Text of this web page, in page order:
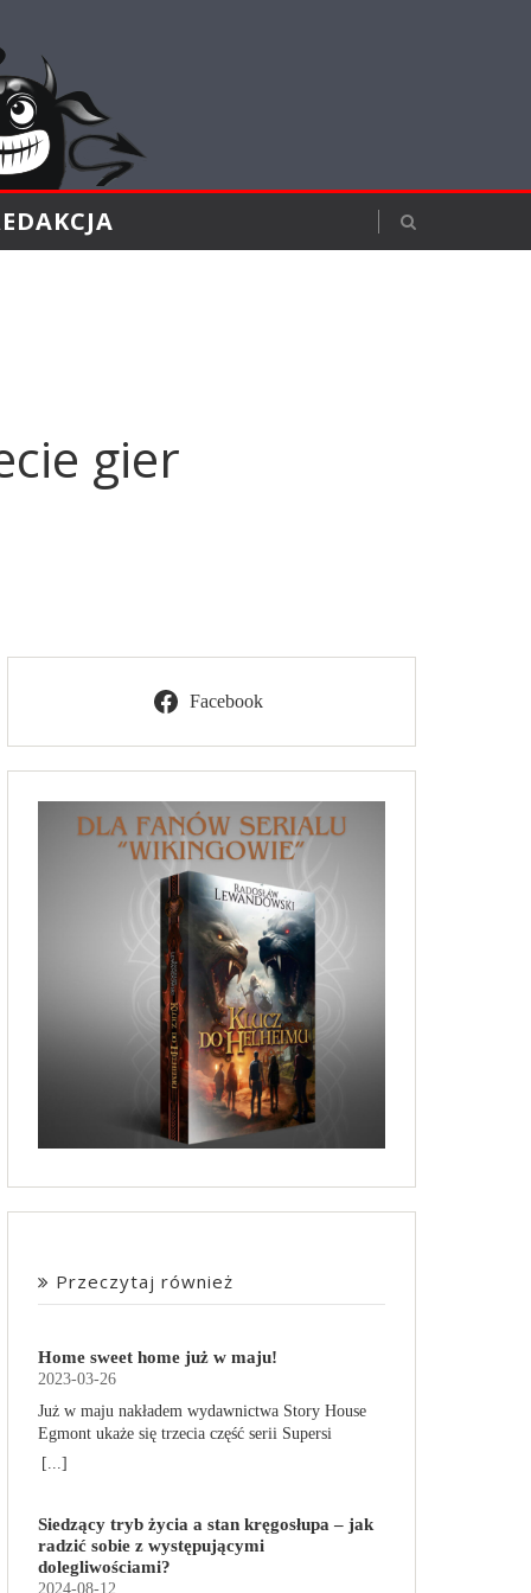
gier
Facebook
Przeczytaj również
Home sweet home już w maju!
2023-03-26
Już w maju nakładem wydawnictwa Story House
Egmont ukaże się trzecia część serii Supersi
scenarzysty Frederic Maupome. Ten tom nosi tytuł
obdarzone supermocami i wspomagane przez
robota o imieniu Al. Są rozdarte między chęcią
prowadzenia normalnego życia wśród ludzi a
[...]
Siedzący tryb życia a stan kręgosłupa – jak
radzić sobie z występującymi
dolegliwościami?
2024-08-12